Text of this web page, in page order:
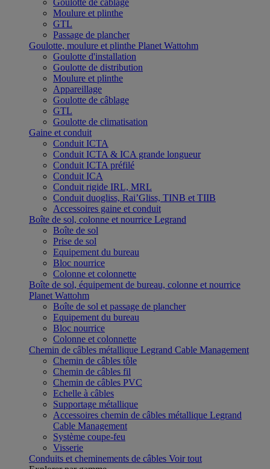
Goulotte de câblage
Moulure et plinthe
GTL
Passage de plancher
Goulotte, moulure et plinthe Planet Wattohm
Goulotte d'installation
Goulotte de distribution
Moulure et plinthe
Appareillage
Goulotte de câblage
GTL
Goulotte de climatisation
Gaine et conduit
Conduit ICTA
Conduit ICTA & ICA grande longueur
Conduit ICTA préfilé
Conduit ICA
Conduit rigide IRL, MRL
Conduit duogliss, Rai’Gliss, TINB et TIIB
Accessoires gaine et conduit
Boîte de sol, colonne et nourrice Legrand
Boîte de sol
Prise de sol
Equipement du bureau
Bloc nourrice
Colonne et colonnette
Boîte de sol, équipement de bureau, colonne et nourrice
Planet Wattohm
Boîte de sol et passage de plancher
Equipement du bureau
Bloc nourrice
Colonne et colonnette
Chemin de câbles métallique Legrand Cable Management
Chemin de câbles tôle
Chemin de câbles fil
Chemin de câbles PVC
Echelle à câbles
Supportage métallique
Accessoires chemin de câbles métallique Legrand
Cable Management
Système coupe-feu
Visserie
Conduits et cheminements de câbles Voir tout